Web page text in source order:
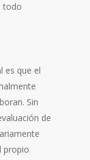
todo
es que el
Sin
de
propio